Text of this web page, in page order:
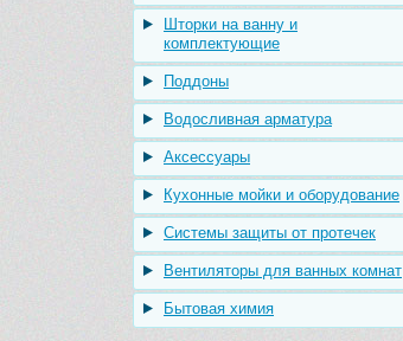
Шторки на ванну и
комплектующие
Поддоны
Водосливная арматура
Аксессуары
Кухонные мойки и оборудование
Системы защиты от протечек
Вентиляторы для ванных комнат
Бытовая химия